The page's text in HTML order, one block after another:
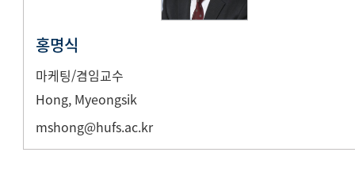
홍명식
마케팅/겸임교수
Hong, Myeongsik
mshong@hufs.ac.kr